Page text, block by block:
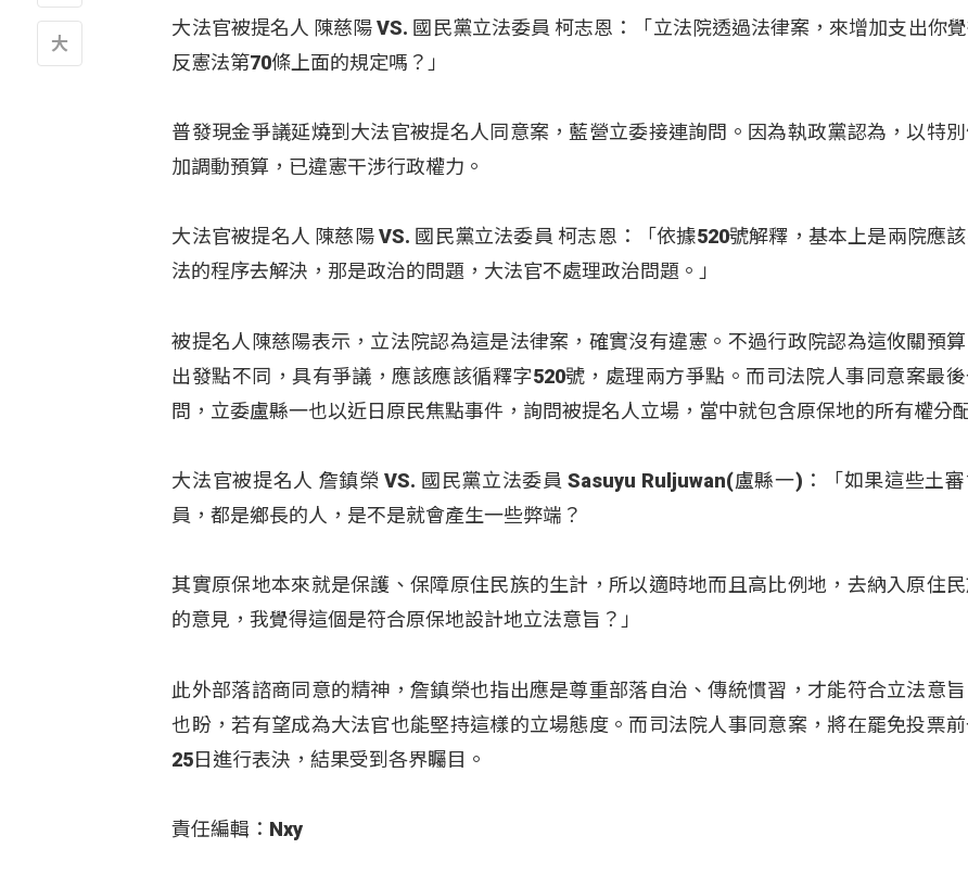
大法官被提名人 陳慈陽 VS. 國民黨立法委員 柯志恩：「立法院透過法律案，來增加支出你
反憲法第70條上面的規定嗎？」
普發現金爭議延燒到大法官被提名人同意案，藍營立委接連詢問。因為執政黨認為，以特
加調動預算，已違憲干涉行政權力。
大法官被提名人 陳慈陽 VS. 國民黨立法委員 柯志恩：「依據520號解釋，基本上是兩院應
法的程序去解決，那是政治的問題，大法官不處理政治問題。」
被提名人陳慈陽表示，立法院認為這是法律案，確實沒有違憲。不過行政院認為這攸關預
出發點不同，具有爭議，應該應該循釋字520號，處理兩方爭點。而司法院人事同意案最
問，立委盧縣一也以近日原民焦點事件，詢問被提名人立場，當中就包含原保地的所有權分
大法官被提名人 詹鎮榮 VS. 國民黨立法委員 Sasuyu Ruljuwan(盧縣一)：「如果這些土
員，都是鄉長的人，是不是就會產生一些弊端？
其實原保地本來就是保護、保障原住民族的生計，所以適時地而且高比例地，去納入原住
的意見，我覺得這個是符合原保地設計地立法意旨？」
此外部落諮商同意的精神，詹鎮榮也指出應是尊重部落自治、傳統慣習，才能符合立法意
也盼，若有望成為大法官也能堅持這樣的立場態度。而司法院人事同意案，將在罷免投票前
25日進行表決，結果受到各界矚目。
責任編輯：Nxy